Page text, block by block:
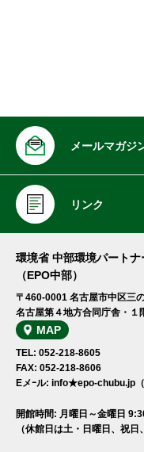
メールマガジ
リンク
環境省 中部環境パート
（EPO中部）
〒460-0001 名古屋市中区三
名古屋第４地方合同庁舎・１
MAP
TEL: 052-218-8605
FAX: 052-218-8606
Eメｰル: info★epo-chubu.jp
開館時間: 月曜日～金曜日
（休館日は土・日曜日、祝日